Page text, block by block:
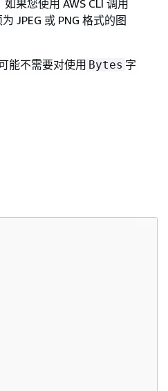
果您使用 AWS CLI 调用
JPEG 或 PNG 格式的图
能不需要对使用 Bytes 字